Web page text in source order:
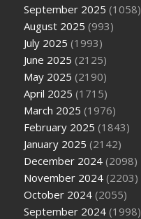
September 2025 (1058)
August 2025 (993)
July 2025 (1993)
June 2025 (2125)
May 2025 (2190)
April 2025 (1715)
March 2025 (1976)
February 2025 (1843)
January 2025 (2142)
December 2024 (2098)
November 2024 (2203)
October 2024 (2055)
September 2024 (1998)